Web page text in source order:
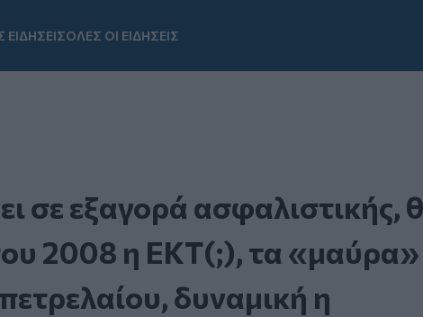
ΕΙΔΗΣΕΙΣΟΛΕΣ ΟΙ ΕΙΔΗΣΕΙΣ
σε εξαγορά ασφαλιστικής,
2008 η ΕΚΤ(;), τα «μαύρα»
δυναμική η